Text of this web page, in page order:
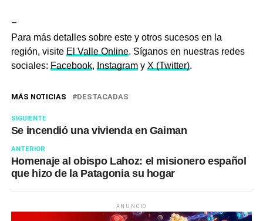
–
Para más detalles sobre este y otros sucesos en la
región, visite El Valle Online. Síganos en nuestras redes
sociales: Facebook, Instagramy X (Twitter).
MÁS NOTICIAS DESTACADAS
SIGUIENTE
Se incendió una vivienda en Gaiman
ANTERIOR
Homenaje al obispo Lahoz: el misionero español
que hizo de la Patagonia su hogar
ANUNCIO